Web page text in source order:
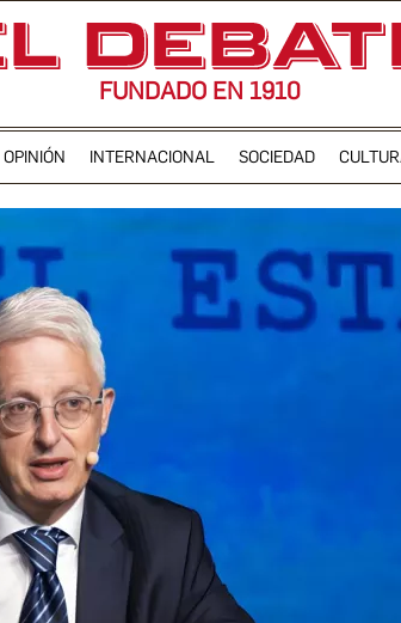
FUNDADO EN 1910
OPINIÓN INTERNACIONAL SOCIEDAD